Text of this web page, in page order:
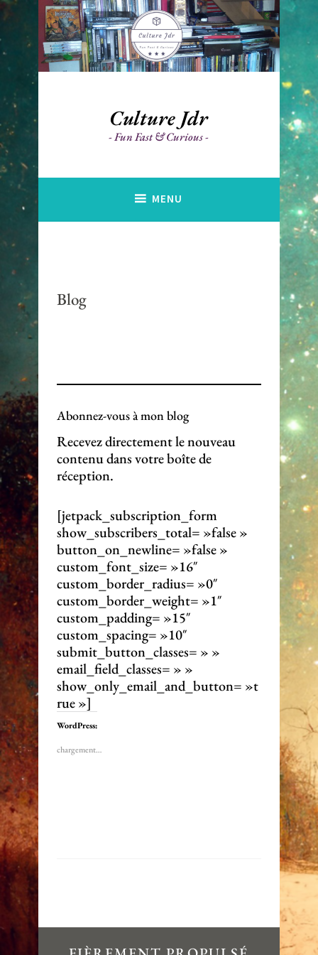
Accéder
au
contenu
principal
Culture Jdr
Fun Fast & Curious
MENU
Blog
Abonnez-vous à mon blog
Recevez directement le nouveau
contenu dans votre boîte de
réception.
[jetpack_subscription_form
show_subscribers_total= »false »
button_on_newline= »false »
custom_font_size= »16″
custom_border_radius= »0″
custom_border_weight= »1″
custom_padding= »15″
custom_spacing= »10″
submit_button_classes= » »
email_field_classes= » »
show_only_email_and_button= »t
rue »]
WordPress:
chargement…